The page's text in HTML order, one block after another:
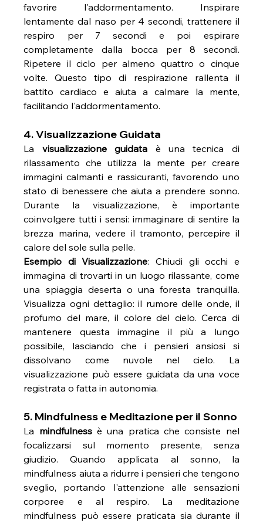
favorire l'addormentamento. Inspirare
lentamente dal naso per 4 secondi, trattenere il
respiro per 7 secondi e poi espirare
completamente dalla bocca per 8 secondi.
Ripetere il ciclo per almeno quattro o cinque
volte. Questo tipo di respirazione rallenta il
battito cardiaco e aiuta a calmare la mente,
facilitando l'addormentamento.
4. Visualizzazione Guidata
La visualizzazione guidata è una tecnica di
rilassamento che utilizza la mente per creare
immagini calmanti e rassicuranti, favorendo uno
stato di benessere che aiuta a prendere sonno.
Durante la visualizzazione, è importante
coinvolgere tutti i sensi: immaginare di sentire la
brezza marina, vedere il tramonto, percepire il
calore del sole sulla pelle.
Esempio di Visualizzazione: Chiudi gli occhi e
immagina di trovarti in un luogo rilassante, come
una spiaggia deserta o una foresta tranquilla.
Visualizza ogni dettaglio: il rumore delle onde, il
profumo del mare, il colore del cielo. Cerca di
mantenere questa immagine il più a lungo
possibile, lasciando che i pensieri ansiosi si
dissolvano come nuvole nel cielo. La
visualizzazione può essere guidata da una voce
registrata o fatta in autonomia.
5. Mindfulness e Meditazione per il Sonno
La mindfulness è una pratica che consiste nel
focalizzarsi sul momento presente, senza
giudizio. Quando applicata al sonno, la
mindfulness aiuta a ridurre i pensieri che tengono
sveglio, portando l'attenzione alle sensazioni
corporee e al respiro. La meditazione
mindfulness può essere praticata sia durante il